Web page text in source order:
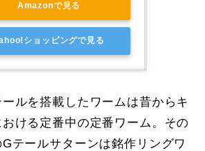
Amazonで見る
ショッピングで見る
ルを搭載したワームは昔からキ
ける定番中の定番ワーム。その
テールサターンは銘作リングワ